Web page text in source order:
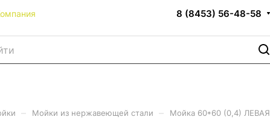
8 (8453) 56-48-58
Мойки из нержавеющей стали Мойка 60*60 (0,4) ЛЕВАЯ